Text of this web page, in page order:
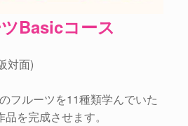
Basicコース
対面)
フルーツを11種類学んでいた
を完成させます。